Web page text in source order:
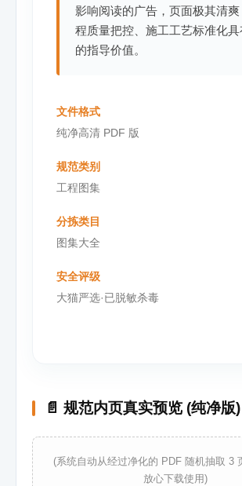
影响阅读的广告，页面极其清爽
程质量把控、施工工艺标准化具
的指导价值。
文件格式
纯净高清 PDF 版
规范类别
工程图集
分拣类目
图集大全
安全评级
大猫严选·已脱敏杀毒
📄 规范内页真实预览 (纯净版)
(系统自动从经过净化的 PDF 随机抽取 3
放心下载使用)